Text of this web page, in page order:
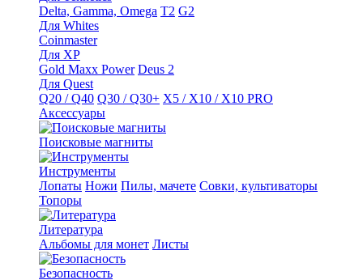
Delta, Gamma, Omega Т2 G2
Для Whites
Coinmaster
Для XP
Gold Maxx Power Deus 2
Для Quest
Q20 / Q40 Q30 / Q30+ X5 / X10 / X10 PRO
Аксессуары
Поисковые магниты
Инструменты
Лопаты Ножи Пилы, мачете Совки, культиваторы
Топоры
Литература
Альбомы для монет Листы
Безопасность